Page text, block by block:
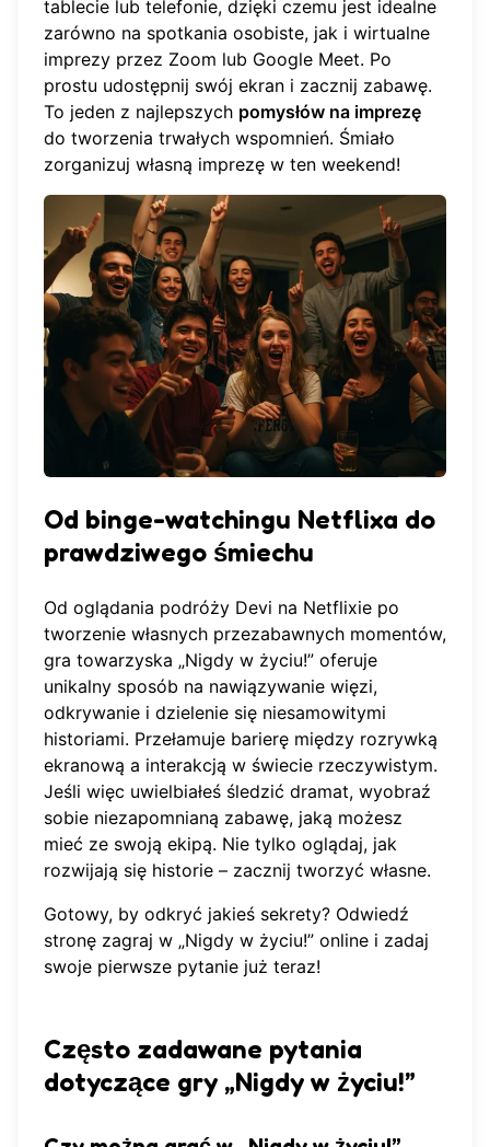
tablecie lub telefonie, dzięki czemu jest idealne
zarówno na spotkania osobiste, jak i wirtualne
imprezy przez Zoom lub Google Meet. Po
prostu udostępnij swój ekran i zacznij zabawę.
To jeden z najlepszych pomysłów na imprezę
do tworzenia trwałych wspomnień. Śmiało
zorganizuj własną imprezę w ten weekend!
Od binge-watchingu Netflixa do
prawdziwego śmiechu
Od oglądania podróży Devi na Netflixie po
tworzenie własnych przezabawnych momentów,
gra towarzyska „Nigdy w życiu!” oferuje
unikalny sposób na nawiązywanie więzi,
odkrywanie i dzielenie się niesamowitymi
historiami. Przełamuje barierę między rozrywką
ekranową a interakcją w świecie rzeczywistym.
Jeśli więc uwielbiałeś śledzić dramat, wyobraź
sobie niezapomnianą zabawę, jaką możesz
mieć ze swoją ekipą. Nie tylko oglądaj, jak
rozwijają się historie – zacznij tworzyć własne.
Gotowy, by odkryć jakieś sekrety? Odwiedź
stronę zagraj w „Nigdy w życiu!” online i zadaj
swoje pierwsze pytanie już teraz!
Często zadawane pytania
dotyczące gry „Nigdy w życiu!”